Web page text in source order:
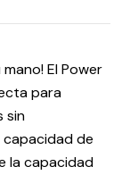
El Power
para
sin
de
la capacidad